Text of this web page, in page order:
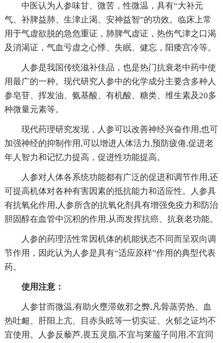
中医认为人参味甘、微苦，性微温，具有“大补元
气、补脾益肺、生津止渴、安神益智”的功效。临床上常
用于气虚欲脱的急危重证，肺脾气虚证，热伤气津之口渴
及消渴证，气血亏虚之心悸、失眠、健忘，阳痿宫冷等。
人参是我国传统滋补佳品，也是热门抗衰老中药中使
用最广的一种。现代研究人参中的化学成分主要含多种人
参皂苷、挥发油、氨基酸、有机酸、糖类、维生素及20多
种微量元素等。
现代药理研究发现，人参可以改善神经兴奋作用,也可
加强神经的抑制作用,可以增进人体活力,预防疲倦,促进老
年人智力和记忆力提高，促进性功能提高。
人参对人体各系统功能都有广泛的促进和调节作用,还
可提高机体对各种有害因素的抵抗能力和适应性。人参具
有抗氧化作用,人参所含的抗氧化剂具有增强免疫力和防治
胆固醇在血管中沉积的作用,从而发挥抗癌、抗衰老功能。
人参的药理活性常因机体的机能状态不同而呈双向调
节作用，因此认为人参是具有“适应原样”作用的典型代表
药。
使用注意：
人参甘而微温,有助火壅滞敛邪之弊,凡骨蒸劳热、血
热吐衄、肝阳上亢、目赤头眩等一切实证、火郁之证均不
宜使用。人参反藜芦,畏五灵脂,不宜与莱菔子同用,不宜同